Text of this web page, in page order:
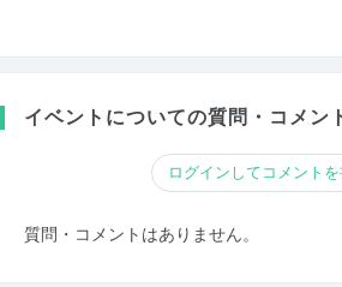
イベントについての質問・コメン
ログインしてコメントを
質問・コメントはありません。